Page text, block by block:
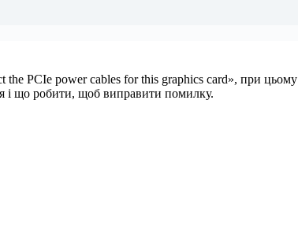
the PCIe power cables for this graphics card», при цьому
і що робити, щоб виправити помилку.